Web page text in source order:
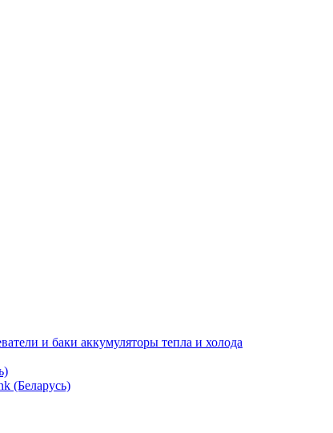
и баки аккумуляторы тепла и холода
(Беларусь)